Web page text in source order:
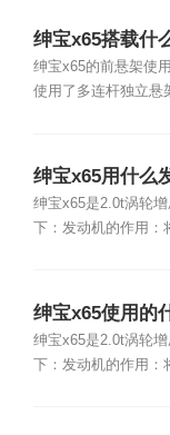
绅宝x65搭载什
绅宝x65的前悬架使
使用了多连杆独立悬
绅宝x65用什么
绅宝x65是2.0t涡轮
下：发动机的作用：
绅宝x65使用的
绅宝x65是2.0t涡轮
下：发动机的作用：